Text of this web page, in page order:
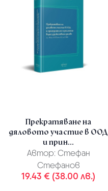
Прекратяване на
дяловото участие в ООД
и прин...
Автор: Стефан
Стефанов
19.43 € (38.00 лв.)